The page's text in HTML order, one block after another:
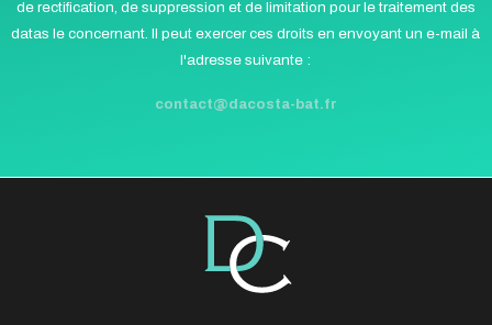
de rectification, de suppression et de limitation pour le traitement des
datas le concernant. Il peut exercer ces droits en envoyant un e-mail à
l'adresse suivante :
contact@dacosta-bat.fr